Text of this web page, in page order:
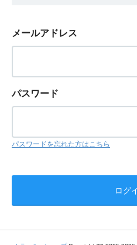
メールアドレス
パスワード
パスワードを忘れた方はこちら